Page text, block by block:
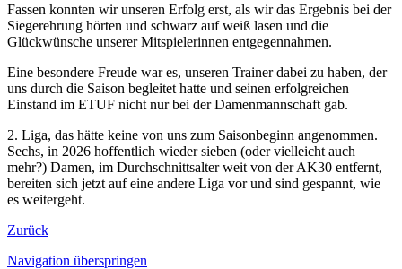
Fassen konnten wir unseren Erfolg erst, als wir das Ergebnis bei der
Siegerehrung hörten und schwarz auf weiß lasen und die
Glückwünsche unserer Mitspielerinnen entgegennahmen.
Eine besondere Freude war es, unseren Trainer dabei zu haben, der
uns durch die Saison begleitet hatte und seinen erfolgreichen
Einstand im ETUF nicht nur bei der Damenmannschaft gab.
2. Liga, das hätte keine von uns zum Saisonbeginn angenommen.
Sechs, in 2026 hoffentlich wieder sieben (oder vielleicht auch
mehr?) Damen, im Durchschnittsalter weit von der AK30 entfernt,
bereiten sich jetzt auf eine andere Liga vor und sind gespannt, wie
es weitergeht.
Zurück
Navigation überspringen